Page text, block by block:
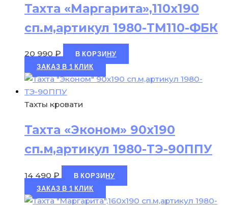
Тахта «Маргарита»,110х190
сп.м,артикул 1980-ТМ110-ФБК
20 990 ₽
В КОРЗИНУ
ЗАКАЗ В 1 КЛИК
Тахты кровати
Тахта «Эконом» 90х190
сп.м,артикул 1980-ТЭ-90ППУ
14 490 ₽
В КОРЗИНУ
ЗАКАЗ В 1 КЛИК